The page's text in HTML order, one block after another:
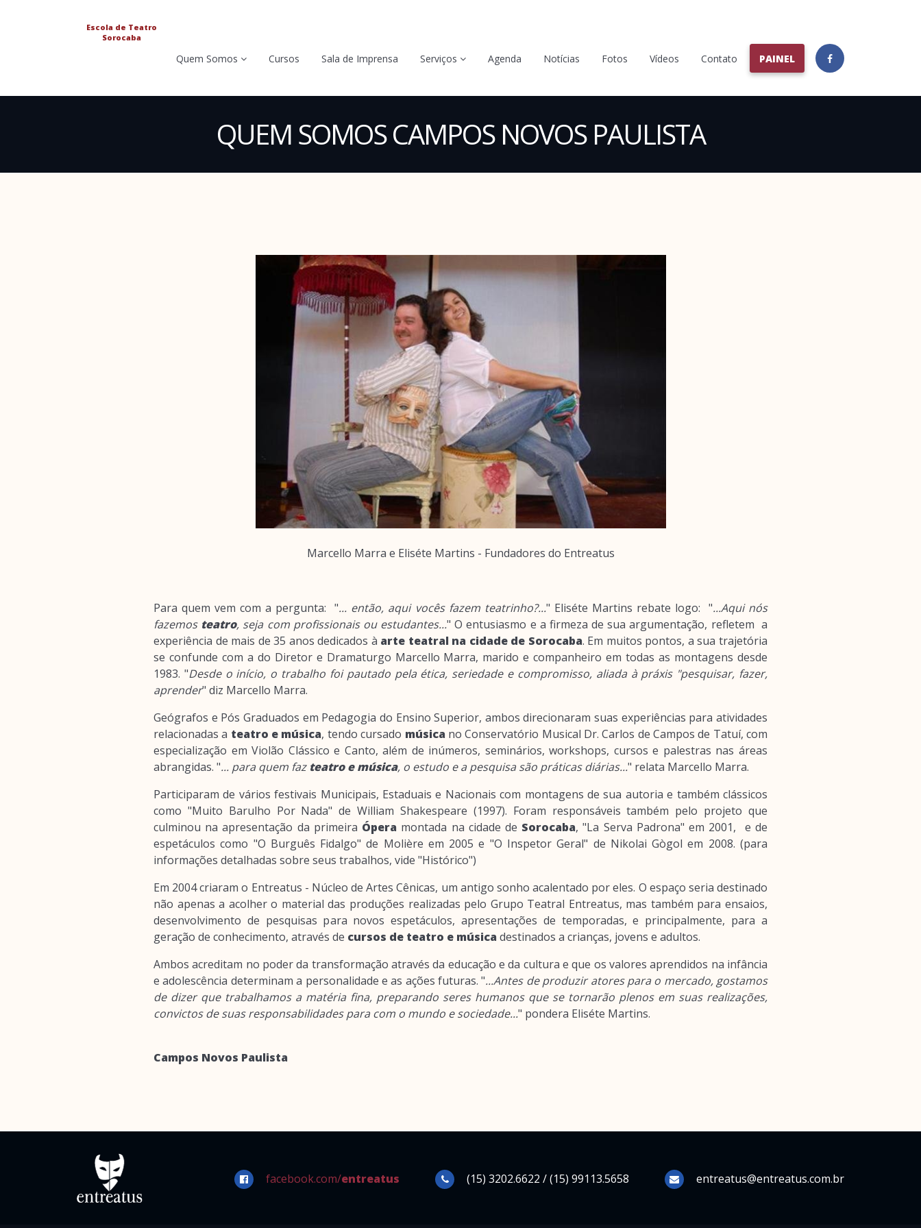
Escola de Teatro
Sorocaba
Quem Somos Cursos Sala de Imprensa Serviços Agenda Notícias Fotos Vídeos Contato PAINEL
QUEM SOMOS CAMPOS NOVOS PAULISTA
Marcello Marra e Eliséte Martins - Fundadores do Entreatus
Para quem vem com a pergunta: "... então, aqui vocês fazem teatrinho?..." Eliséte Martins rebate logo: "...Aqui nós
fazemos teatro, seja com profissionais ou estudantes..." O entusiasmo e a firmeza de sua argumentação, refletem a
experiência de mais de 35 anos dedicados à arte teatral na cidade de Sorocaba. Em muitos pontos, a sua trajetória
se confunde com a do Diretor e Dramaturgo Marcello Marra, marido e companheiro em todas as montagens desde
1983. "Desde o início, o trabalho foi pautado pela ética, seriedade e compromisso, aliada à práxis "pesquisar, fazer,
aprender" diz Marcello Marra.
Geógrafos e Pós Graduados em Pedagogia do Ensino Superior, ambos direcionaram suas experiências para atividades
relacionadas a teatro e música, tendo cursado música no Conservatório Musical Dr. Carlos de Campos de Tatuí, com
especialização em Violão Clássico e Canto, além de inúmeros, seminários, workshops, cursos e palestras nas áreas
abrangidas. "... para quem faz teatro e música, o estudo e a pesquisa são práticas diárias..." relata Marcello Marra.
Participaram de vários festivais Municipais, Estaduais e Nacionais com montagens de sua autoria e também clássicos
como "Muito Barulho Por Nada" de William Shakespeare (1997). Foram responsáveis também pelo projeto que
culminou na apresentação da primeira Ópera montada na cidade de Sorocaba, "La Serva Padrona" em 2001, e de
espetáculos como "O Burguês Fidalgo" de Molière em 2005 e "O Inspetor Geral" de Nikolai Gògol em 2008. (para
informações detalhadas sobre seus trabalhos, vide "Histórico")
Em 2004 criaram o Entreatus - Núcleo de Artes Cênicas, um antigo sonho acalentado por eles. O espaço seria destinado
não apenas a acolher o material das produções realizadas pelo Grupo Teatral Entreatus, mas também para ensaios,
desenvolvimento de pesquisas para novos espetáculos, apresentações de temporadas, e principalmente, para a
geração de conhecimento, através de cursos de teatro e música destinados a crianças, jovens e adultos.
Ambos acreditam no poder da transformação através da educação e da cultura e que os valores aprendidos na infância
e adolescência determinam a personalidade e as ações futuras. "...Antes de produzir atores para o mercado, gostamos
de dizer que trabalhamos a matéria fina, preparando seres humanos que se tornarão plenos em suas realizações,
convictos de suas responsabilidades para com o mundo e sociedade..." pondera Eliséte Martins.
Campos Novos Paulista
facebook.com/entreatus (15) 3202.6622 / (15) 99113.5658 entreatus@entreatus.com.br